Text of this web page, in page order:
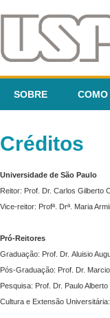
SOBRE
Créditos
Universidade de São Paulo
Reitor: Prof. Dr. Carlos Gilberto
Vice-reitor: Profª. Drª. Maria
Pró-Reitores
Graduação: Prof. Dr. Aluisio
Pós-Graduação: Prof. Dr.
Pesquisa: Prof. Dr. Paulo
Cultura e Extensão